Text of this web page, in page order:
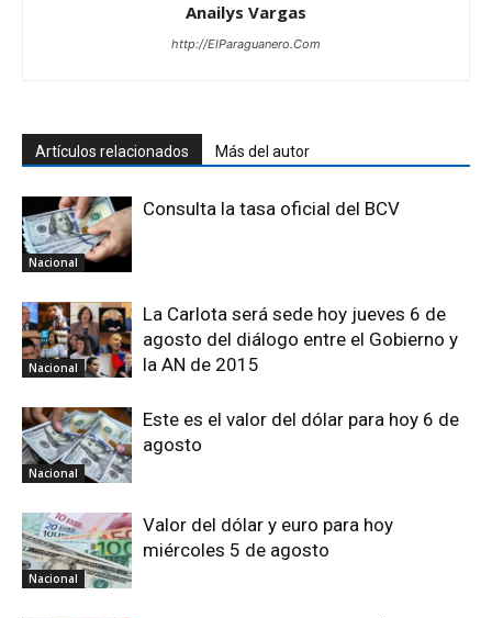
Anailys Vargas
http://ElParaguanero.Com
Artículos relacionados Más del autor
Nacional
Consulta la tasa oficial del BCV
Nacional
La Carlota será sede hoy jueves 6 de
agosto del diálogo entre el Gobierno y
la AN de 2015
Nacional
Este es el valor del dólar para hoy 6 de
agosto
Nacional
Valor del dólar y euro para hoy
miércoles 5 de agosto